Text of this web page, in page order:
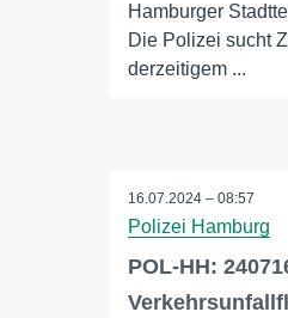
Hamburger
Die Polizei sucht
derzeitigem ...
16.07.2024 – 08:57
Polizei Hamburg
POL-HH: